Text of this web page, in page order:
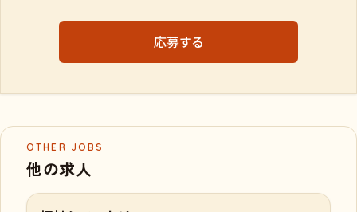
応募する
OTHER JOBS
他の求人